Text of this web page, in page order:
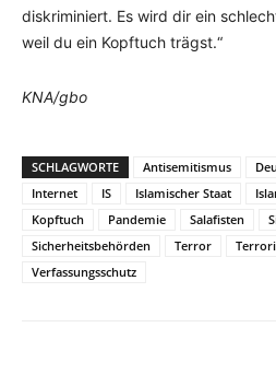
diskriminiert. Es wird dir ein
weil du ein Kopftuch trägst.“
KNA/gbo
SCHLAGWORTE Antisemitismus
Internet
IS Islamischer Staat
Kopftuch
Pandemie Salafisten
Sicherheitsbehörden
Terror
Verfassungsschutz